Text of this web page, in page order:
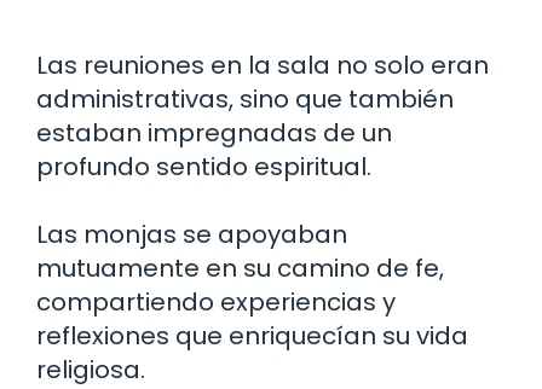
Las reuniones en la sala no solo eran
administrativas, sino que también
estaban impregnadas de un
profundo sentido espiritual.
Las monjas se apoyaban
mutuamente en su camino de fe,
compartiendo experiencias y
reflexiones que enriquecían su vida
religiosa.